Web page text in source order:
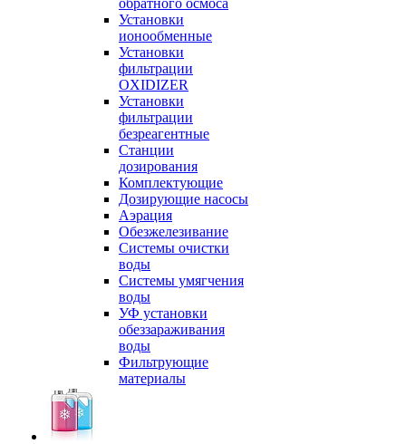
обратного осмоса
Установки
ионообменные
Установки
фильтрации
OXIDIZER
Установки
фильтрации
безреагентные
Станции
дозирования
Комплектующие
Дозирующие насосы
Аэрация
Обезжелезивание
Системы очистки
воды
Системы умягчения
воды
УФ установки
обеззараживания
воды
Фильтрующие
материалы